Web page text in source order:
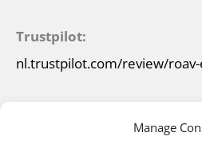
Manage
Trustpilot:
nl.trustpilot.com/review/